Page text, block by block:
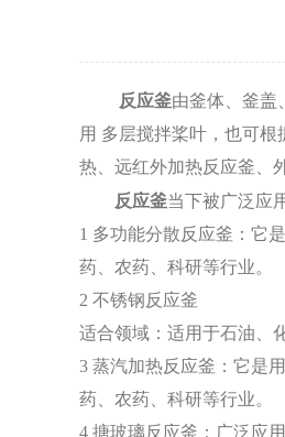
反应釜由釜体、釜盖
用 多层搅拌桨叶，也可
热、远红外加热反应釜、
反应釜当下被广泛应
1 多功能分散反应釜：它
药、农药、科研等行业。
2 不锈钢反应釜
适合领域：适用于石油、
3 蒸汽加热反应釜：它是
药、农药、科研等行业。
4 搪玻璃反应釜：广泛应